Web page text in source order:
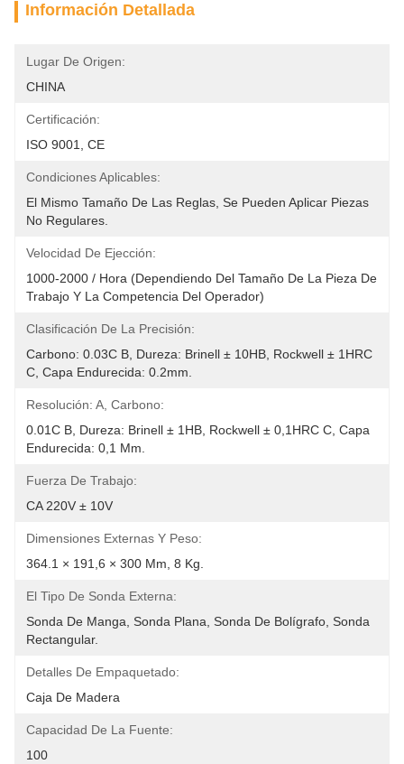
Información Detallada
Lugar De Origen:
CHINA
Certificación:
ISO 9001, CE
Condiciones Aplicables:
El Mismo Tamaño De Las Reglas, Se Pueden Aplicar Piezas
No Regulares.
Velocidad De Ejección:
1000-2000 / Hora (dependiendo Del Tamaño De La Pieza De
Trabajo Y La Competencia Del Operador)
Clasificación De La Precisión:
Carbono: 0.03C B, Dureza: Brinell ± 10HB, Rockwell ± 1HRC
C, Capa Endurecida: 0.2mm.
Resolución: A, Carbono:
0.01C B, Dureza: Brinell ± 1HB, Rockwell ± 0,1HRC C, Capa
Endurecida: 0,1 Mm.
Fuerza De Trabajo:
CA 220V ± 10V
Dimensiones Externas Y Peso:
364.1 × 191,6 × 300 Mm, 8 Kg.
El Tipo De Sonda Externa:
Sonda De Manga, Sonda Plana, Sonda De Bolígrafo, Sonda
Rectangular.
Detalles De Empaquetado:
Caja De Madera
Capacidad De La Fuente:
100